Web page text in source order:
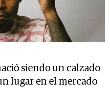
siendo un calzado
lugar en el mercado